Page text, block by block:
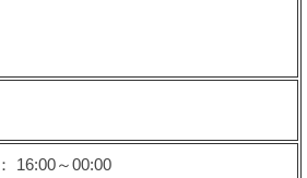
16:00～00:00